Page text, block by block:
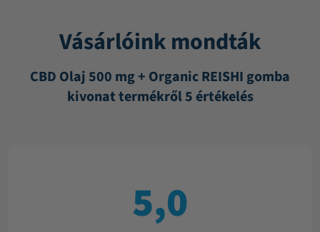
Vásárlóink mondták
CBD Olaj 500 mg + Organic REISHI gomba
kivonat termékről 5 értékelés
5,0